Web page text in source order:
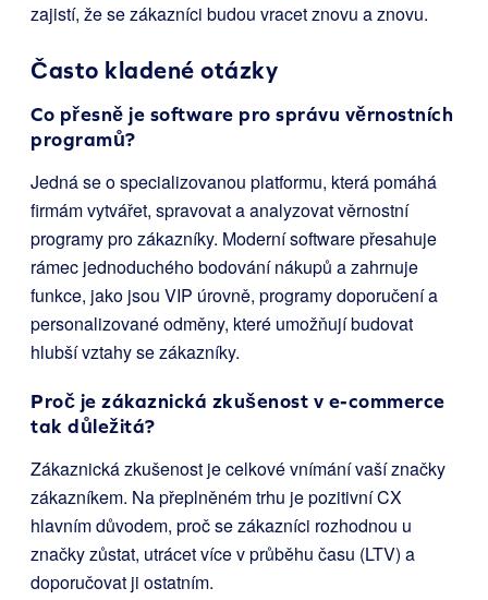
zajistí, že se zákazníci budou vracet znovu a znovu.
Často kladené otázky
Co přesně je software pro správu věrnostních
programů?
Jedná se o specializovanou platformu, která pomáhá
firmám vytvářet, spravovat a analyzovat věrnostní
programy pro zákazníky. Moderní software přesahuje
rámec jednoduchého bodování nákupů a zahrnuje
funkce, jako jsou VIP úrovně, programy doporučení a
personalizované odměny, které umožňují budovat
hlubší vztahy se zákazníky.
Proč je zákaznická zkušenost v e-commerce
tak důležitá?
Zákaznická zkušenost je celkové vnímání vaší značky
zákazníkem. Na přeplněném trhu je pozitivní CX
hlavním důvodem, proč se zákazníci rozhodnou u
značky zůstat, utrácet více v průběhu času (LTV) a
doporučovat ji ostatním.